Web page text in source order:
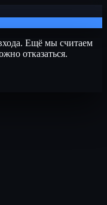
Ещё мы считаем
отказаться.